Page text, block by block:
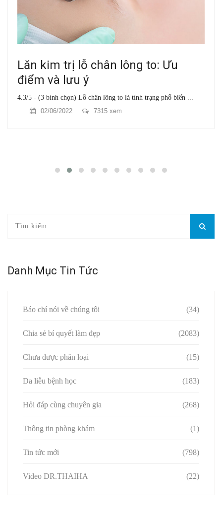
Lăn kim trị lỗ chân lông to: Ưu
điểm và lưu ý
4.3/5 - (3 bình chọn) Lỗ chân lông to là tình trạng phổ biến ...
02/06/2022
7315 xem
Danh Mục Tin Tức
Báo chí nói về chúng tôi (34)
Chia sẻ bí quyết làm đẹp (2083)
Chưa được phân loại (15)
Da liễu bệnh học (183)
Hỏi đáp cùng chuyên gia (268)
Thông tin phòng khám (1)
Tin tức mới (798)
Video DR.THAIHA (22)